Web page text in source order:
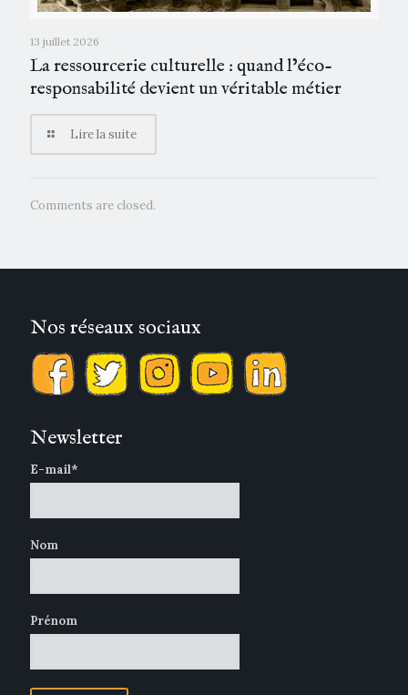
13 juillet 2026
La ressourcerie culturelle : quand l’éco-
responsabilité devient un véritable métier
Lire la suite
Comments are closed.
Nos réseaux sociaux
Newsletter
E-mail*
Nom
Prénom